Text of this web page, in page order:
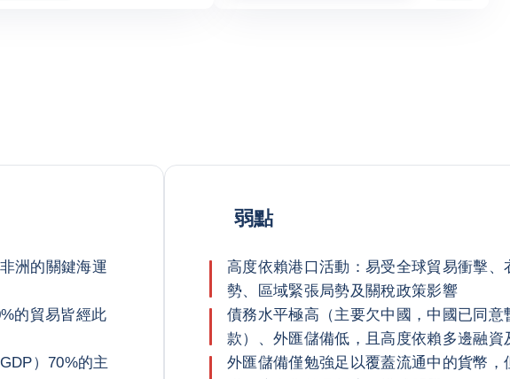
洲的關鍵海運
的貿易皆經此
）70%的主
弱點
高度依賴港口活動：易受全球貿易衝擊、
勢、區域緊張局勢及關稅政策影響
債務水平極高（主要欠中國，中國已同意
款）、外匯儲備低，且高度依賴多邊融資
外匯儲備僅勉強足以覆蓋流通中的貨幣，